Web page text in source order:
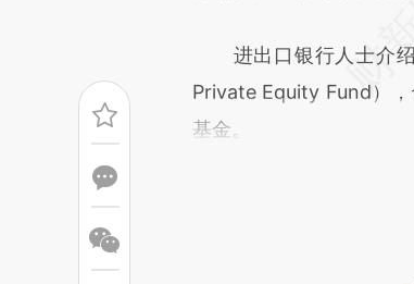
进出口银行人士介绍
Private Equity Fund）
基金。